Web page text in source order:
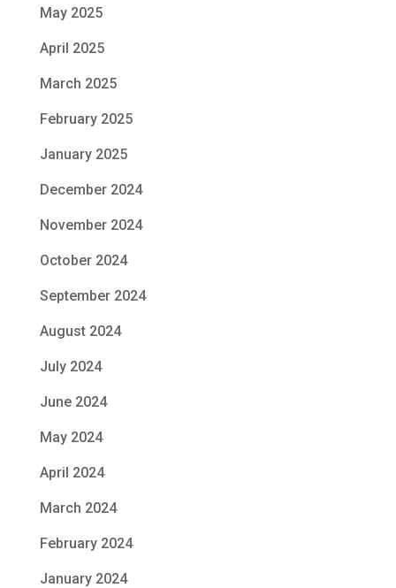
May 2025
April 2025
March 2025
February 2025
January 2025
December 2024
November 2024
October 2024
September 2024
August 2024
July 2024
June 2024
May 2024
April 2024
March 2024
February 2024
January 2024